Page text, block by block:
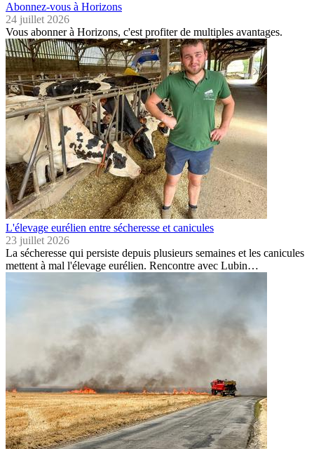
Abonnez-vous à Horizons
24 juillet 2026
Vous abonner à Horizons, c'est profiter de multiples avantages.
L'élevage eurélien entre sécheresse et canicules
23 juillet 2026
La sécheresse qui persiste depuis plusieurs semaines et les canicules
mettent à mal l'élevage eurélien. Rencontre avec Lubin…